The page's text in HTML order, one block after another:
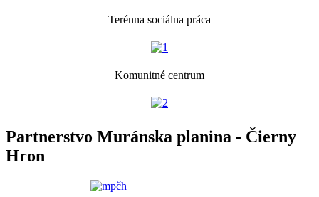
Terénna sociálna práca
Komunitné centrum
Partnerstvo Muránska planina - Čierny
Hron